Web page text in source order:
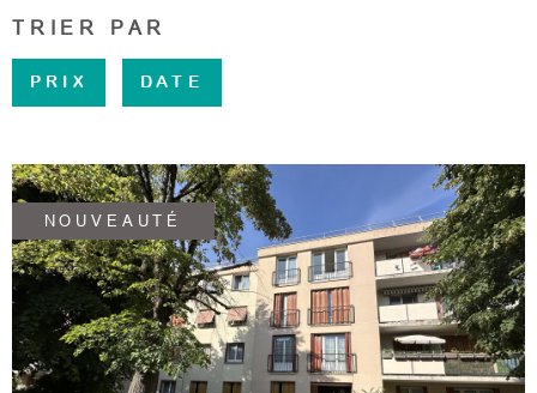
TRIER PAR
PRIX DATE
NOUVEAUTÉ
VOIR LE BIEN
PIÈCES
RÉFÉRENCE
CRITÈRES
SUPPLÉMENTAIRES
Piscine
Parking
Terrasse